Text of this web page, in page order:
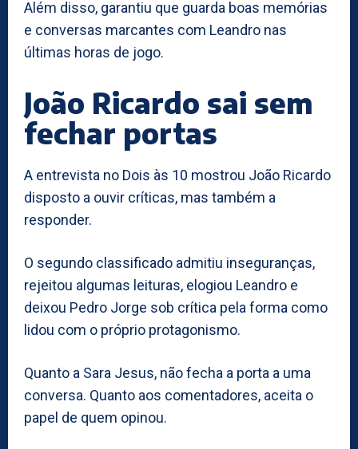
Além disso, garantiu que guarda boas memórias
e conversas marcantes com Leandro nas
últimas horas de jogo.
João Ricardo sai sem
fechar portas
A entrevista no Dois às 10 mostrou João Ricardo
disposto a ouvir críticas, mas também a
responder.
O segundo classificado admitiu inseguranças,
rejeitou algumas leituras, elogiou Leandro e
deixou Pedro Jorge sob crítica pela forma como
lidou com o próprio protagonismo.
Quanto a Sara Jesus, não fecha a porta a uma
conversa. Quanto aos comentadores, aceita o
papel de quem opinou.